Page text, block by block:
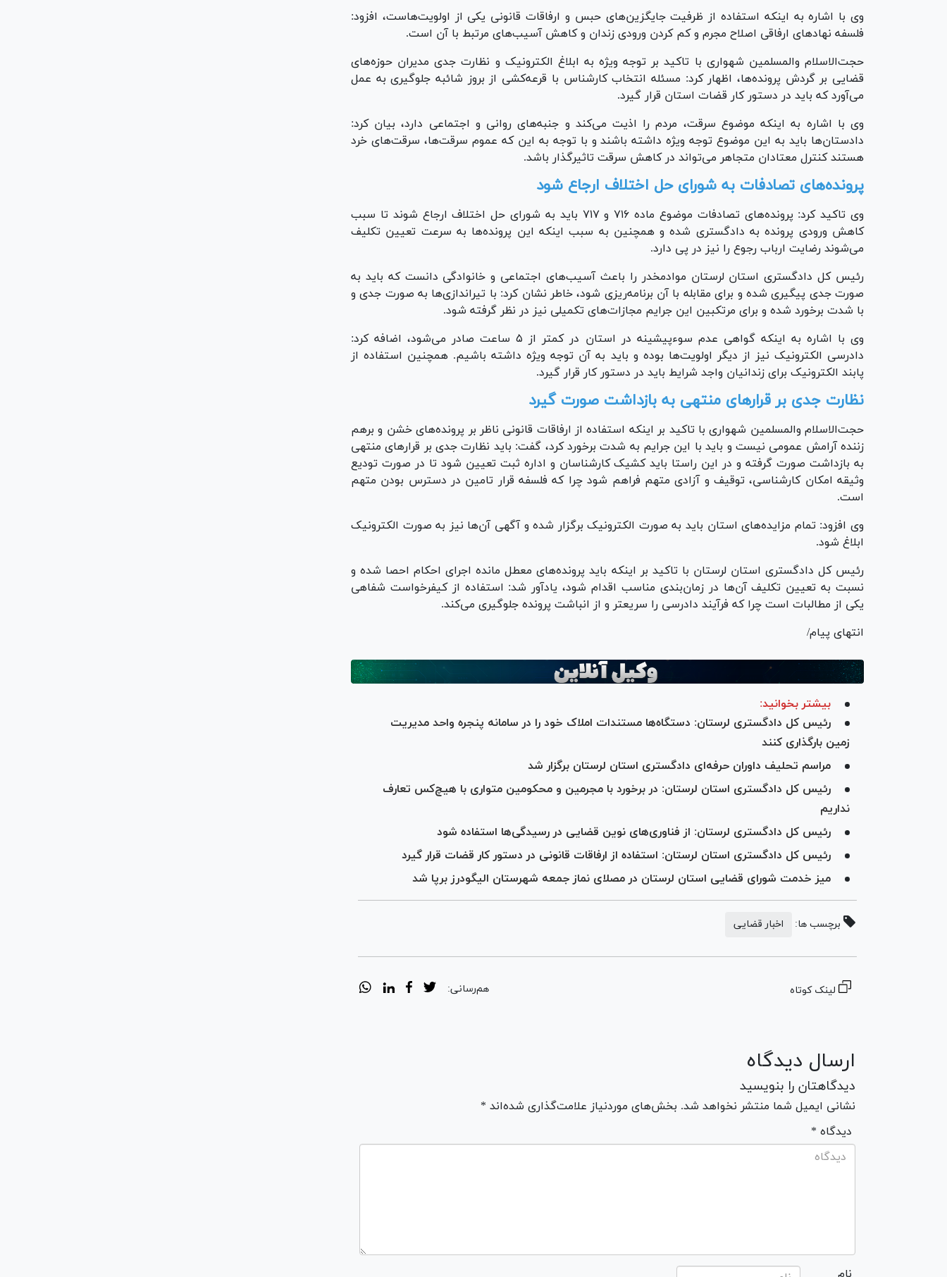
وی با اشاره به اینکه استفاده از ظرفیت جایگزین‌های حبس و ارفاقات قانونی یکی از اولویت‌هاست، افزود:
فلسفه نهاد‌های ارفاقی اصلاح مجرم و کم کردن ورودی زندان و کاهش آسیب‌های مرتبط با آن است.
حجت‌الاسلام والمسلمین شهواری با تاکید بر توجه ویژه به ابلاغ الکترونیک و نظارت جدی مدیران حوزه‌های
قضایی بر گردش پرونده‌ها، اظهار کرد: مسئله انتخاب کارشناس با قرعه‌کشی از بروز شائبه جلوگیری به عمل
می‌آورد که باید در دستور کار قضات استان قرار گیرد.
وی با اشاره به اینکه موضوع سرقت، مردم را اذیت می‌کند و جنبه‌های روانی و اجتماعی دارد، بیان کرد:
دادستان‌ها باید به این موضوع توجه ویژه داشته باشند و با توجه به این که عموم سرقت‌ها، سرقت‌های خرد
هستند کنترل معتادان متجاهر می‌تواند در کاهش سرقت تاثیرگذار باشد.
پرونده‌های تصادفات به شورای حل اختلاف ارجاع شود
وی تاکید کرد: پرونده‌های تصادفات موضوع ماده ۷۱۶ و ۷۱۷ باید به شورای حل اختلاف ارجاع شوند تا سبب
کاهش ورودی پرونده به دادگستری شده و همچنین به سبب اینکه این پرونده‌ها به سرعت تعیین تکلیف
می‌شوند رضایت ارباب رجوع را نیز در پی دارد.
رئیس کل دادگستری استان لرستان موادمخدر را باعث آسیب‌های اجتماعی و خانوادگی دانست که باید به
صورت جدی پیگیری شده و برای مقابله با آن برنامه‌ریزی شود، خاطر نشان کرد: با تیراندازی‌ها به صورت جدی و
با شدت برخورد شده و برای مرتکبین این جرایم مجازات‌های تکمیلی نیز در نظر گرفته شود.
وی با اشاره به اینکه گواهی عدم سوء‌پیشینه در استان در کمتر از ۵ ساعت صادر می‌شود، اضافه کرد:
دادرسی الکترونیک نیز از دیگر اولویت‌ها بوده و باید به آن توجه ویژه داشته باشیم. همچنین استفاده از
پابند الکترونیک برای زندانیان واجد شرایط باید در دستور کار قرار گیرد.
نظارت جدی بر قرار‌های منتهی به بازداشت صورت گیرد
حجت‌الاسلام والمسلمین شهواری با تاکید بر اینکه استفاده از ارفاقات قانونی ناظر بر پرونده‌های خشن و برهم
زننده آرامش عمومی نیست و باید با این جرایم به شدت برخورد کرد، گفت: باید نظارت جدی بر قرار‌های منتهی
به بازداشت صورت گرفته و در این راستا باید کشیک کارشناسان و اداره ثبت تعیین شود تا در صورت تودیع
وثیقه امکان کارشناسی، توقیف و آزادی متهم فراهم شود چرا که فلسفه قرار تامین در دسترس بودن متهم
است.
وی افزود: تمام مزایده‌های استان باید به صورت الکترونیک برگزار شده و آگهی آن‌ها نیز به صورت الکترونیک
ابلاغ شود.
رئیس کل دادگستری استان لرستان با تاکید بر اینکه باید پرونده‌های معطل مانده اجرای احکام احصا شده و
نسبت به تعیین تکلیف آن‌ها در زمان‌بندی مناسب اقدام شود، یادآور شد: استفاده از کیفرخواست شفاهی
یکی از مطالبات است چرا که فرآیند دادرسی را سریعتر و از انباشت پرونده جلوگیری می‌کند.
انتهای پیام/
بیشتر بخوانید:
رئیس کل دادگستری لرستان: دستگاه‌ها مستندات املاک خود را در سامانه پنجره واحد مدیریت
زمین بارگذاری کنند
مراسم تحلیف داوران حرفه‌ای دادگستری استان لرستان برگزار شد
رئیس کل دادگستری استان لرستان: در برخورد با مجرمین و محکومین متواری با هیچ‌کس تعارف
نداریم
رئیس کل دادگستری لرستان: از فناوری‌های نوین قضایی در رسیدگی‌ها استفاده شود
رئیس کل دادگستری استان لرستان: استفاده از ارفاقات قانونی در دستور کار قضات قرار گیرد
میز خدمت شورای قضایی استان لرستان در مصلای نماز جمعه شهرستان الیگودرز برپا شد
برچسب ها: اخبار قضایی
لینک کوتاه هم‌رسانی:
ارسال دیدگاه
دیدگاهتان را بنویسید
نشانی ایمیل شما منتشر نخواهد شد. بخش‌های موردنیاز علامت‌گذاری شده‌اند *
* دیدگاه